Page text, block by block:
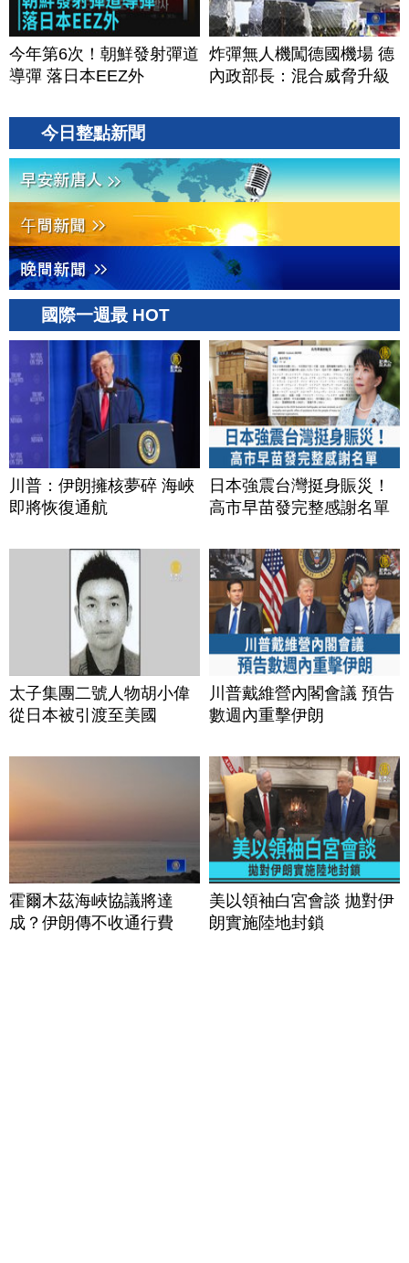
今年第6次！朝鮮發射彈道
導彈 落日本EEZ外
炸彈無人機闖德國機場 德
內政部長：混合威脅升級
今日整點新聞
國際一週最 HOT
川普：伊朗擁核夢碎 海峽
即將恢復通航
日本強震台灣挺身賑災！
高市早苗發完整感謝名單
太子集團二號人物胡小偉
從日本被引渡至美國
川普戴維營內閣會議 預告
數週內重擊伊朗
霍爾木茲海峽協議將達
成？伊朗傳不收通行費
美以領袖白宮會談 拋對伊
朗實施陸地封鎖